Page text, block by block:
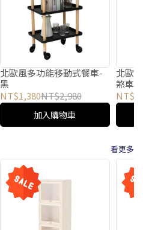
北歐風多功能移動式餐車-
黑
NT$1,380NT$2,980
加入購物車
北歐
煞車
看更多